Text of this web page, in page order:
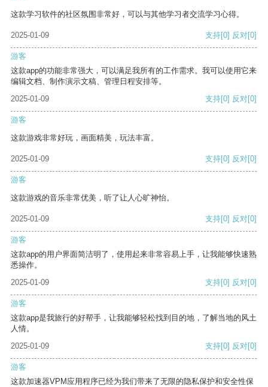
这款学习软件的社区氛围非常好，可以与其他学习者交流学习心得。
2025-01-09 支持[0] 反对[0]
游客
这款app的功能非常强大，可以满足我所有的工作需求。我可以使用它来
编辑文档、制作演示文稿、管理日程安排等。
2025-01-09
支持[0] 反对[0]
游客
这款游戏非常好玩，画面精美，玩法丰富。
2025-01-09 支持[0] 反对[0]
游客
这款游戏的音乐非常优美，听了让人心旷神怡。
2025-01-09 支持[0] 反对[0]
游客
这款app的用户界面简洁明了，使用起来非常容易上手，让我能够快速熟
悉操作。
2025-01-09
支持[0] 反对[0]
游客
这款app是我旅行的好帮手，让我能够轻松找到目的地，了解当地的风土
人情。
2025-01-09
支持[0] 反对[0]
游客
这款加速器VPM应用程序已经为我们带来了无限的隐私保护和安全性保